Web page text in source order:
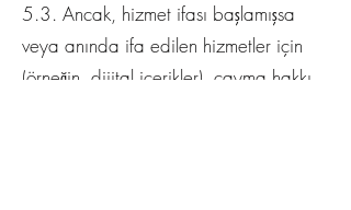
5.3. Ancak, hizmet ifası başlamışsa
veya anında ifa edilen hizmetler için
(örneğin, dijital içerikler), cayma hakkı